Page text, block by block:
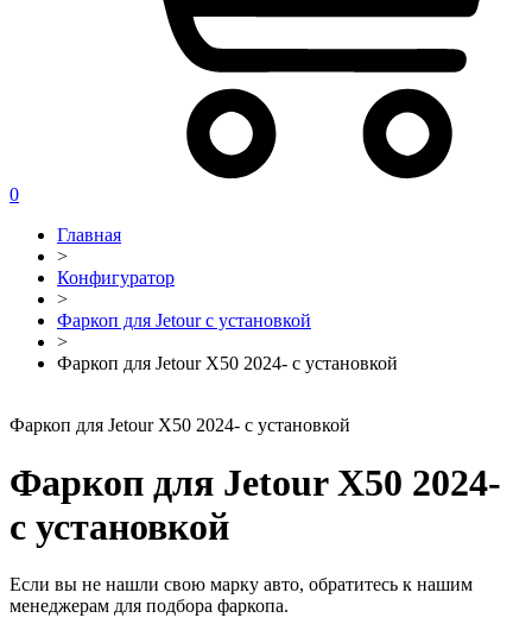
0
Главная
>
Конфигуратор
>
Фаркоп для Jetour с установкой
>
Фаркоп для Jetour X50 2024- с установкой
Фаркоп для Jetour X50 2024- с установкой
Фаркоп для Jetour X50 2024-
с установкой
Если вы не нашли свою марку авто, обратитесь к нашим
менеджерам для подбора фаркопа.